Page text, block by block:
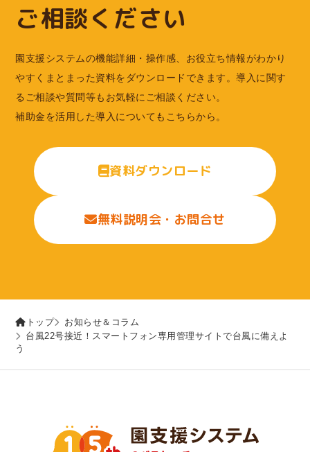
ご相談ください
園支援システムの機能詳細・操作感、お役立ち情報がわかり
やすくまとまった資料をダウンロードできます。導入に関す
るご相談や質問等もお気軽にご相談ください。
補助金を活用した導入についてもこちらから。
資料ダウンロード
無料説明会・お問合せ
トップ
お知らせ＆コラム
台風22号接近！スマートフォン専用管理サイトで台風に備えよ
う